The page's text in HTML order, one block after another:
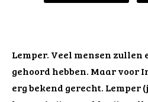
Lemper. Veel mensen zullen
gehoord hebben. Maar voor
erg bekend gerecht. Lemper